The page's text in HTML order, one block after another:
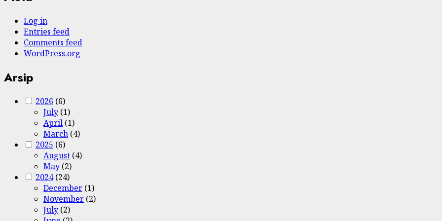
Log in
Entries feed
Comments feed
WordPress.org
Arsip
2026 (6)
July (1)
April (1)
March (4)
2025 (6)
August (4)
May (2)
2024(24)
December (1)
November (2)
July (2)